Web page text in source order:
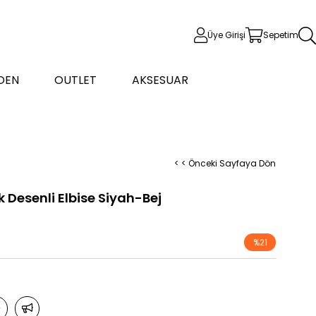
Üye Girişi Sepetim
OUTLET AKSESUAR
< < Önceki Sayfaya Dön
Desenli Elbise Siyah-Bej
%21
İndirim